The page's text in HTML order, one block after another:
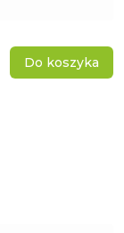
Do koszyka